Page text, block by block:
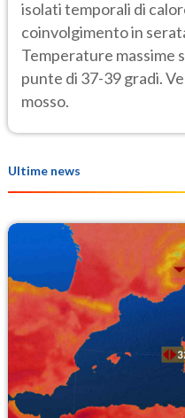
isolati temporali di
coinvolgimento in
Temperature massime
punte di 37-39 gradi.
mosso.
Ultime news